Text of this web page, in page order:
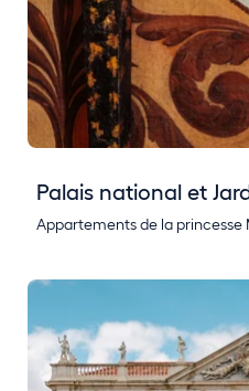
Palais national et
Appartements de la princesse